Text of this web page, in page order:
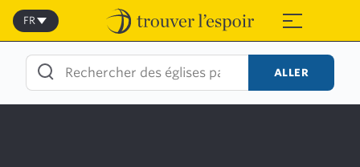
Skip
content
≡
FR
ALLER